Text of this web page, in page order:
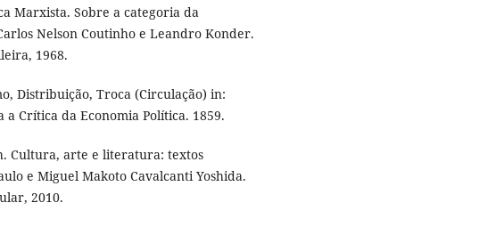
Marxista. Sobre a categoria da
Nelson Coutinho e Leandro Konder.
1968.
Distribuição, Troca (Circulação) in:
Crítica da Economia Política. 1859.
Cultura, arte e literatura: textos
e Miguel Makoto Cavalcanti Yoshida.
2010.